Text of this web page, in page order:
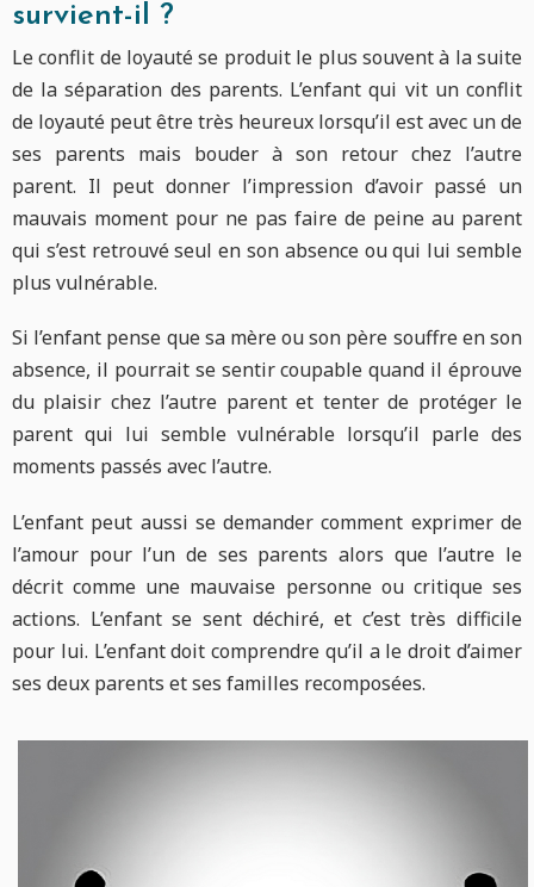
survient-il ?
Le conflit de loyauté se produit le plus souvent à la suite
de la séparation des parents. L’enfant qui vit un conflit
de loyauté peut être très heureux lorsqu’il est avec un de
ses parents mais bouder à son retour chez l’autre
parent. Il peut donner l’impression d’avoir passé un
mauvais moment pour ne pas faire de peine au parent
qui s’est retrouvé seul en son absence ou qui lui semble
plus vulnérable.
Si l’enfant pense que sa mère ou son père souffre en son
absence, il pourrait se sentir coupable quand il éprouve
du plaisir chez l’autre parent et tenter de protéger le
parent qui lui semble vulnérable lorsqu’il parle des
moments passés avec l’autre.
L’enfant peut aussi se demander comment exprimer de
l’amour pour l’un de ses parents alors que l’autre le
décrit comme une mauvaise personne ou critique ses
actions. L’enfant se sent déchiré, et c’est très difficile
pour lui. L’enfant doit comprendre qu’il a le droit d’aimer
ses deux parents et ses familles recomposées.